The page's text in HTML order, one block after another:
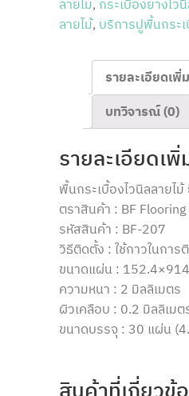
ลายไม้, กระเบื้องยางไว
ลายไม้, บริการปูพื้นกระ
รายละเอียดเพิ่
บทวิจารณ์ (0)
รายละเอียดเพิ่
พื้นกระเบื้องไวนิลลายไ
ตราสินค้า : BF Flooring
รหัสสินค้า : BF-207
วิธีติดตั้ง : ใช้กาวในการ
ขนาดแผ่น :
ความหนา : 2 มิลลิเมตร
ผิวเคลือบ : 0.2 มิลลิเมต
ขนาดบรรจุ : 30 แผ่น
สินค้าที่เกี่ยวข้